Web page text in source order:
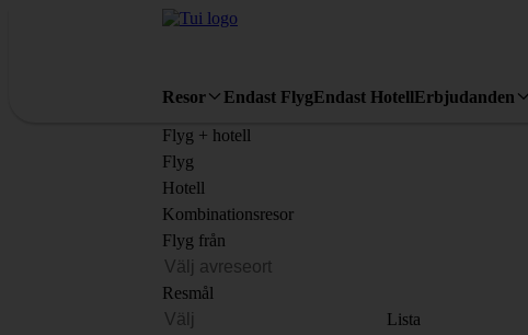
Resor Endast FlygEndast HotellErbjudanden
Flyg + hotell
Flyg
Hotell
Kombinationsresor
Flyg från
Resmål
Lista